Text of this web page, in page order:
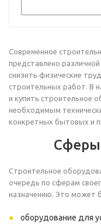
Современное
представлено
снизить физические
строительных работ. В
и купить строительное
необходимым
конкретных бытовых и
Сферы
Строительное
очередь по сферам
назначению. Это может
оборудование для